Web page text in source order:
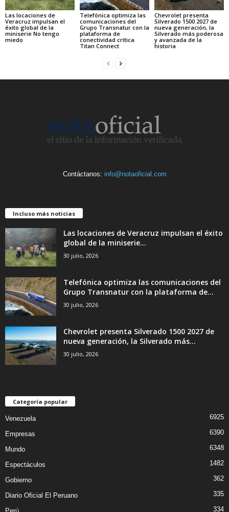
Las locaciones de
Veracruz impulsan el
éxito global de la
miniserie No tengo
miedo
Telefónica optimiza las
comunicaciones del
Grupo Transnatur con la
plataforma de
conectividad crítica
Titan Connect
Chevrolet presenta
Silverado 1500 2027 de
nueva generación, la
Silverado más poderosa
y avanzada de la
historia
Contáctanos: info@notaoficial.com
Incluso más noticias
Las locaciones de Veracruz impulsan el éxito
global de la miniserie...
30 julio, 2026
Telefónica optimiza las comunicaciones del
Grupo Transnatur con la plataforma de...
30 julio, 2026
Chevrolet presenta Silverado 1500 2027 de
nueva generación, la Silverado más...
30 julio, 2026
Categoría popular
Venezuela 6925
Empresas 6390
Mundo 6348
Espectáculos 1482
Gobierno 362
Diario Oficial El Peruano 335
334